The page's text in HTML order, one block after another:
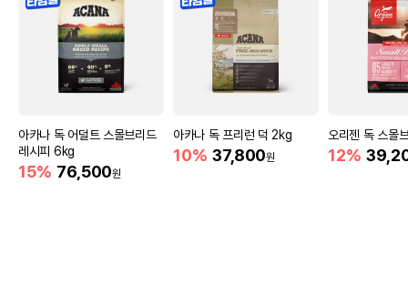
아카나 독 어덜트 스몰브리드
레시피 6kg
15% 76,500원
아카나 독 프리런 덕 2kg
10% 37,800원
오리젠 독 스몰
12%